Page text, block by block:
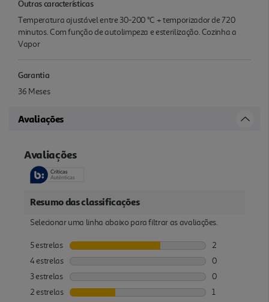
Outras características
Temperatura ajustável entre 30-200 °C + temporizador de 720
minutos. Com função de autolimpeza e esterilização. Cozinha a
Vapor
Garantia
36 Meses
Avaliações